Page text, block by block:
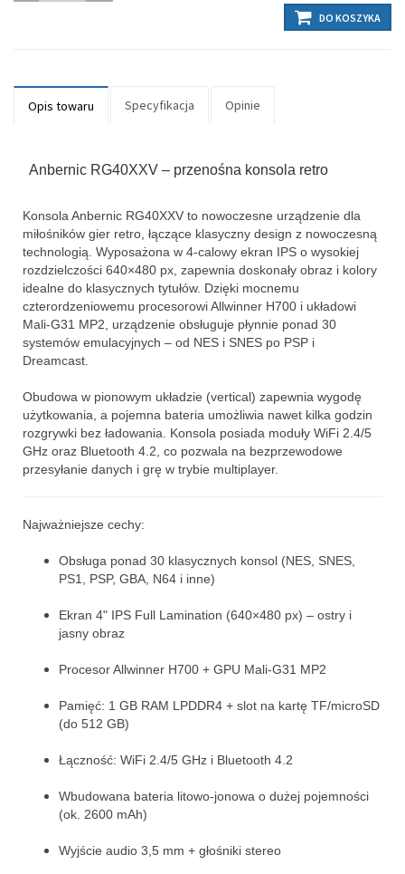
DO KOSZYKA
Opis towaru Specyfikacja Opinie
Anbernic RG40XXV – przenośna konsola retro
Konsola Anbernic RG40XXV to nowoczesne urządzenie dla
miłośników gier retro, łączące klasyczny design z nowoczesną
technologią. Wyposażona w 4-calowy ekran IPS o wysokiej
rozdzielczości 640×480 px, zapewnia doskonały obraz i kolory
idealne do klasycznych tytułów. Dzięki mocnemu
czterordzeniowemu procesorowi Allwinner H700 i układowi
Mali-G31 MP2, urządzenie obsługuje płynnie ponad 30
systemów emulacyjnych – od NES i SNES po PSP i
Dreamcast.
Obudowa w pionowym układzie (vertical) zapewnia wygodę
użytkowania, a pojemna bateria umożliwia nawet kilka godzin
rozgrywki bez ładowania. Konsola posiada moduły WiFi 2.4/5
GHz oraz Bluetooth 4.2, co pozwala na bezprzewodowe
przesyłanie danych i grę w trybie multiplayer.
Najważniejsze cechy:
Obsługa ponad 30 klasycznych konsol (NES, SNES,
PS1, PSP, GBA, N64 i inne)
Ekran 4" IPS Full Lamination (640×480 px) – ostry i
jasny obraz
Procesor Allwinner H700 + GPU Mali-G31 MP2
Pamięć: 1 GB RAM LPDDR4 + slot na kartę TF/microSD
(do 512 GB)
Łączność: WiFi 2.4/5 GHz i Bluetooth 4.2
Wbudowana bateria litowo-jonowa o dużej pojemności
(ok. 2600 mAh)
Wyjście audio 3,5 mm + głośniki stereo